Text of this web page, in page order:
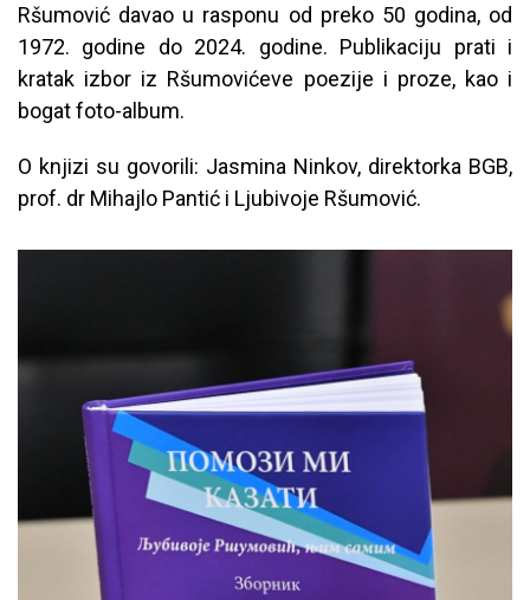
Ršumović davao u rasponu od preko 50 godina, od
1972. godine do 2024. godine. Publikaciju prati i
kratak izbor iz Ršumovićeve poezije i proze, kao i
bogat foto-album.
O knjizi su govorili: Jasmina Ninkov, direktorka BGB,
prof. dr Mihajlo Pantić i Ljubivoje Ršumović.